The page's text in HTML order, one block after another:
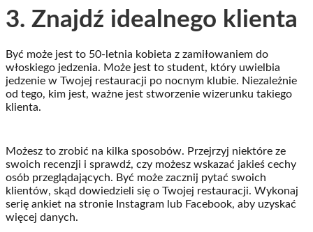
3. Znajdź idealnego klienta
Być może jest to 50-letnia kobieta z zamiłowaniem do
włoskiego jedzenia. Może jest to student, który uwielbia
jedzenie w Twojej restauracji po nocnym klubie. Niezależnie
od tego, kim jest, ważne jest stworzenie wizerunku takiego
klienta.
Możesz to zrobić na kilka sposobów. Przejrzyj niektóre ze
swoich recenzji i sprawdź, czy możesz wskazać jakieś cechy
osób przeglądających. Być może zacznij pytać swoich
klientów, skąd dowiedzieli się o Twojej restauracji. Wykonaj
serię ankiet na stronie Instagram lub Facebook, aby uzyskać
więcej danych.